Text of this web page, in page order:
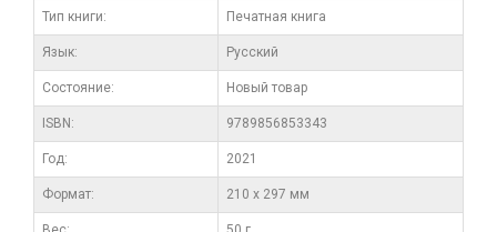
Тип книги: Печатная книга
Язык: Русский
Состояние: Новый товар
ISBN: 9789856853343
Год: 2021
Формат: 210 x 297 мм